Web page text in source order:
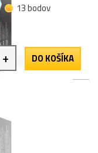
13 bodov
+ DO KOŠÍKA